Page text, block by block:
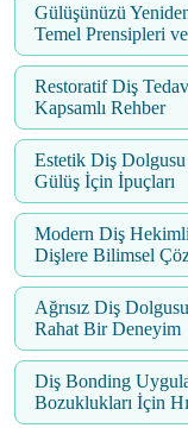
Gülüşünüzü
Temel Prensipleri
Restoratif Diş
Kapsamlı Rehber
Estetik Diş
Gülüş İçin İpuçları
Modern Diş
Dişlere Bilimsel
Ağrısız Diş
Rahat Bir Deneyim
Diş Bonding
Bozuklukları İçin